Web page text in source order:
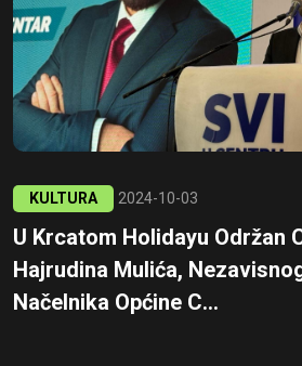
KULTURA 2024-10-03
U Krcatom Holidayu Održan
Hajrudina Mulića,
Načelnika Općine C...